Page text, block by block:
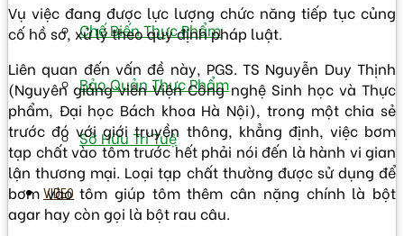
Chế Biến Thực Phẩm
Bảo Quản Thực Phẩm
Sở Hữu Trí Tuệ
VIDEO
Vụ việc đang được lực lượng chức năng tiếp tục củng
cố hồ sơ, xử lý theo quy định pháp luật.
Liên quan đến vấn đề này, PGS. TS Nguyễn Duy Thịnh
(Nguyên giảng viên Viện Công nghệ Sinh học và Thực
phẩm, Đại học Bách khoa Hà Nội), trong một chia sẻ
trước đó với giới truyền thông, khẳng định, việc bơm
tạp chất vào tôm trước hết phải nói đến là hành vi gian
lận thương mại. Loại tạp chất thường được sử dụng để
bơm vào tôm giúp tôm thêm cân nặng chính là bột
agar hay còn gọi là bột rau câu.